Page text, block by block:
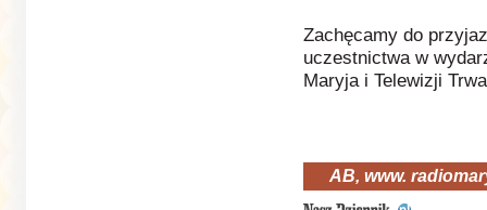
Zachęcamy do
uczestnictwa w
Maryja i Telewizji
AB, www.